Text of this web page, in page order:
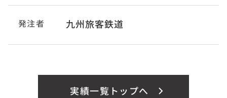
発注者 九州旅客鉄道
実績一覧トップへ